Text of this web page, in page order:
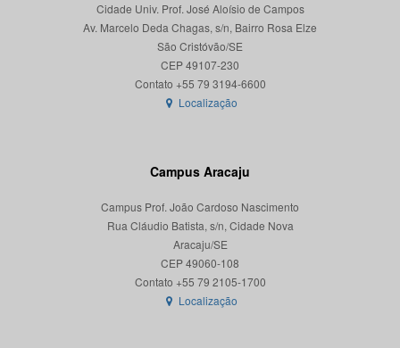
Cidade Univ. Prof. José Aloísio de Campos
Av. Marcelo Deda Chagas, s/n, Bairro Rosa Elze
São Cristóvão/SE
CEP 49107-230
Localização
Campus Aracaju
Campus Prof. João Cardoso Nascimento
Rua Cláudio Batista, s/n, Cidade Nova
Aracaju/SE
CEP 49060-108
Localização